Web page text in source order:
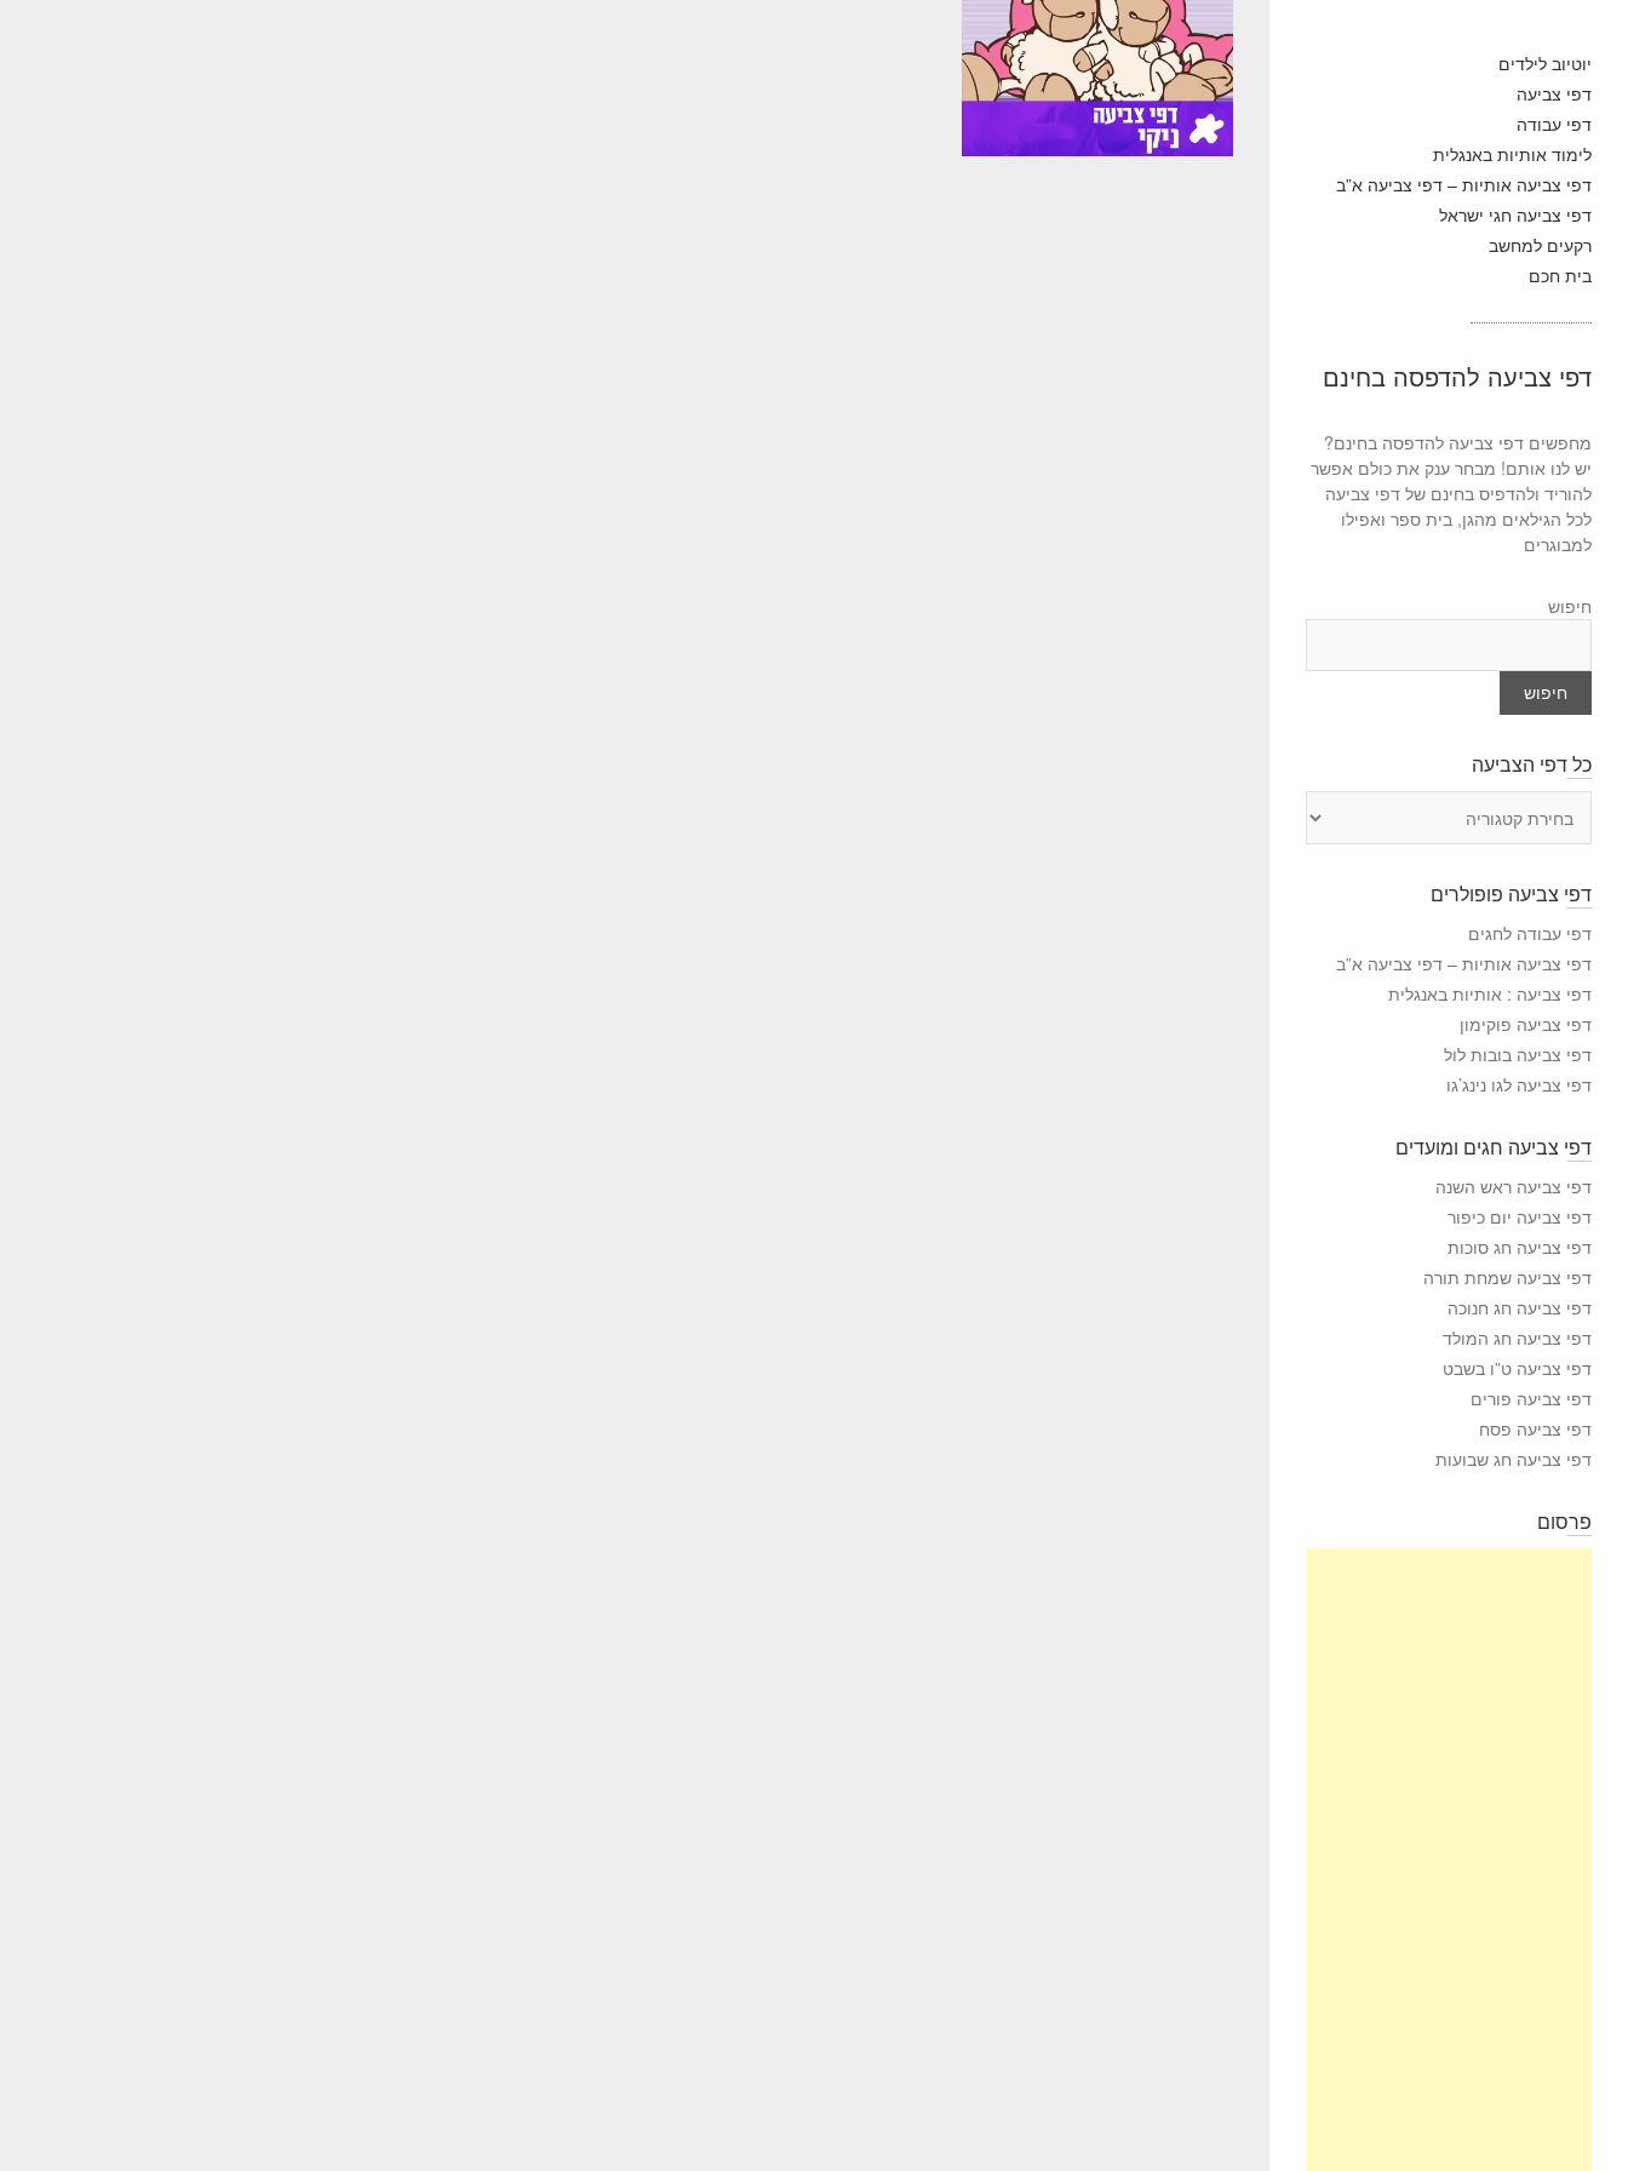
יוטיוב לילדים
דפי צביעה
דפי עבודה
לימוד אותיות באנגלית
דפי צביעה אותיות – דפי צביעה א”ב
דפי צביעה חגי ישראל
רקעים למחשב
בית חכם
דפי צביעה להדפסה בחינם
מחפשים דפי צביעה להדפסה בחינם?
יש לנו אותם! מבחר ענק את כולם אפשר
להוריד ולהדפיס בחינם של דפי צביעה
לכל הגילאים מהגן, בית ספר ואפילו
למבוגרים
חיפוש
חיפוש
כל דפי הצביעה
י
ה
צ
י
ע
ה
דפי צביעה פופולרים
דפי עבודה לחגים
דפי צביעה אותיות – דפי צביעה א”ב
דפי צביעה : אותיות באנגלית
דפי צביעה פוקימון
דפי צביעה בובות לול
דפי צביעה לגו נינג’גו
דפי צביעה חגים ומועדים
דפי צביעה ראש השנה
דפי צביעה יום כיפור
דפי צביעה חג סוכות
דפי צביעה שמחת תורה
דפי צביעה חג חנוכה
דפי צביעה חג המולד
דפי צביעה ט”ו בשבט
דפי צביעה פורים
דפי צביעה פסח
דפי צביעה חג שבועות
פרסום